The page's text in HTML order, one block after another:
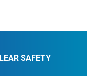
SAFETY